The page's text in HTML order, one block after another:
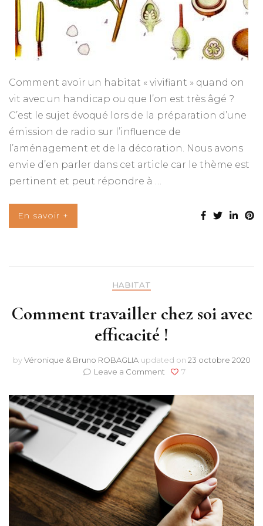
Comment avoir un habitat « vivifiant » quand on
vit avec un handicap ou que l’on est très âgé ?
C’est le sujet évoqué lors de la préparation d’une
émission de radio sur l’influence de
l’aménagement et de la décoration. Nous avons
envie d’en parler dans cet article car le thème est
pertinent et peut répondre à …
En savoir +
HABITAT
Comment travailler chez soi avec
efficacité !
byVéronique & Bruno ROBAGLIA updated on 23 octobre 2020
Leave a Comment on
travailler
chez
soi
avec
efficacité
!
7